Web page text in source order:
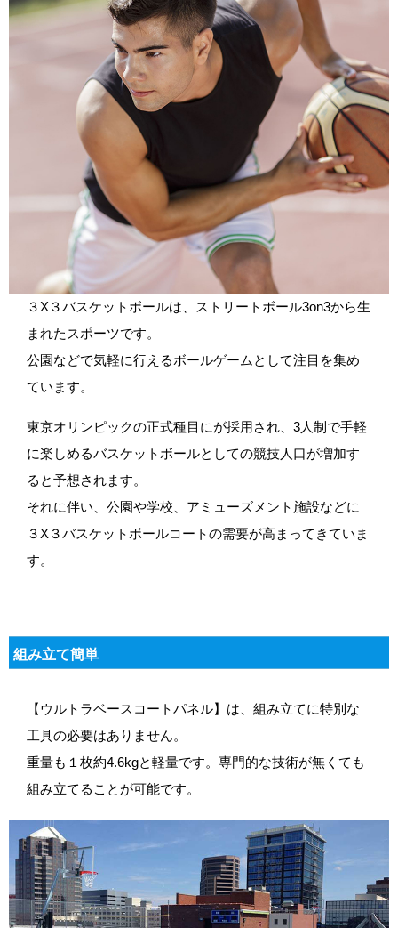
３X３バスケットボールは、ストリートボール3on3から生
まれたスポーツです。
公園などで気軽に行えるボールゲームとして注目を集め
ています。
東京オリンピックの正式種目にが採用され、3人制で手軽
に楽しめるバスケットボールとしての競技人口が増加す
ると予想されます。
それに伴い、公園や学校、アミューズメント施設などに
３X３バスケットボールコートの需要が高まってきていま
す。
組み立て簡単
【ウルトラベースコートパネル】は、組み立てに特別な
工具の必要はありません。
重量も１枚約4.6kgと軽量です。専門的な技術が無くても
組み立てることが可能です。